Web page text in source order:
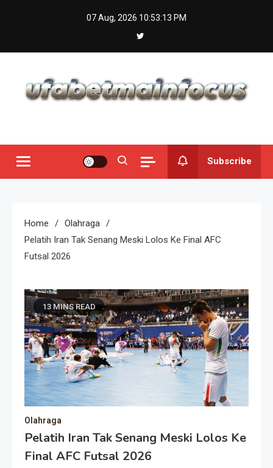
07 Aug, 2026 10:53:14 PM
Subscribe
Home
Olahraga
Pelatih Iran Tak Senang Meski Lolos Ke Final AFC
Futsal 2026
13 MINS READ
Olahraga
Pelatih Iran Tak Senang Meski Lolos Ke
Final AFC Futsal 2026